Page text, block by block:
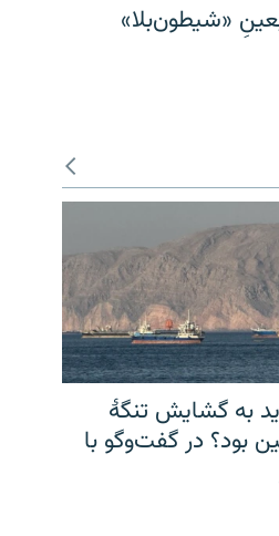
«شیطون‌بلا»
به گشایش تنگهٔ
بود؟ در گفت‌وگو با